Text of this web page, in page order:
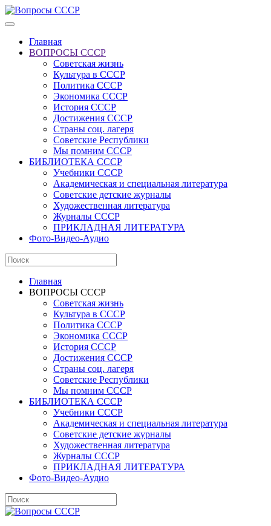
Главная
ВОПРОСЫ СССР
Советская жизнь
Культура в СССР
Политика СССР
Экономика СССР
История СССР
Достижения СССР
Страны соц. лагеря
Советские Республики
Мы помним СССР
БИБЛИОТЕКА СССР
Учебники СССР
Академическая и специальная литература
Советские детские журналы
Художественная литература
Журналы СССР
ПРИКЛАДНАЯ ЛИТЕРАТУРА
Фото-Видео-Аудио
Главная
ВОПРОСЫ СССР
Советская жизнь
Культура в СССР
Политика СССР
Экономика СССР
История СССР
Достижения СССР
Страны соц. лагеря
Советские Республики
Мы помним СССР
БИБЛИОТЕКА СССР
Учебники СССР
Академическая и специальная литература
Советские детские журналы
Художественная литература
Журналы СССР
ПРИКЛАДНАЯ ЛИТЕРАТУРА
Фото-Видео-Аудио